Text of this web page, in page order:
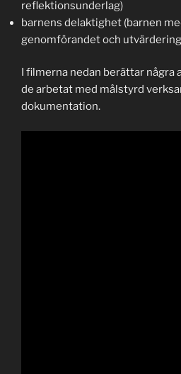
reflektionsunderlag)
barnens delaktighet (barnen
genomförandet och
I filmerna nedan berättar några
de arbetat med målstyrd
dokumentation.